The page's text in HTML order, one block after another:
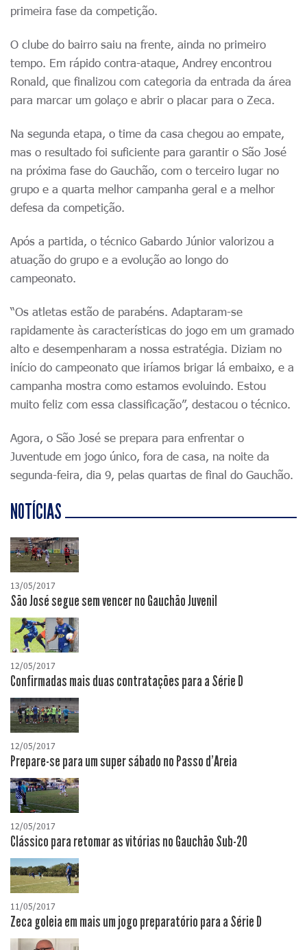
primeira fase da competição.
O clube do bairro saiu na frente, ainda no primeiro
tempo. Em rápido contra-ataque, Andrey encontrou
Ronald, que finalizou com categoria da entrada da área
para marcar um golaço e abrir o placar para o Zeca.
Na segunda etapa, o time da casa chegou ao empate,
mas o resultado foi suficiente para garantir o São José
na próxima fase do Gauchão, com o terceiro lugar no
grupo e a quarta melhor campanha geral e a melhor
defesa da competição.
Após a partida, o técnico Gabardo Júnior valorizou a
atuação do grupo e a evolução ao longo do
campeonato.
“Os atletas estão de parabéns. Adaptaram-se
rapidamente às características do jogo em um gramado
alto e desempenharam a nossa estratégia. Diziam no
início do campeonato que iríamos brigar lá embaixo, e a
campanha mostra como estamos evoluindo. Estou
muito feliz com essa classificação”, destacou o técnico.
Agora, o São José se prepara para enfrentar o
Juventude em jogo único, fora de casa, na noite da
segunda-feira, dia 9, pelas quartas de final do Gauchão.
NOTÍCIAS
13/05/2017
São José segue sem vencer no Gauchão Juvenil
12/05/2017
Confirmadas mais duas contratações para a Série D
12/05/2017
Prepare-se para um super sábado no Passo d'Areia
12/05/2017
Clássico para retomar as vitórias no Gauchão Sub-20
11/05/2017
Zeca goleia em mais um jogo preparatório para a Série D